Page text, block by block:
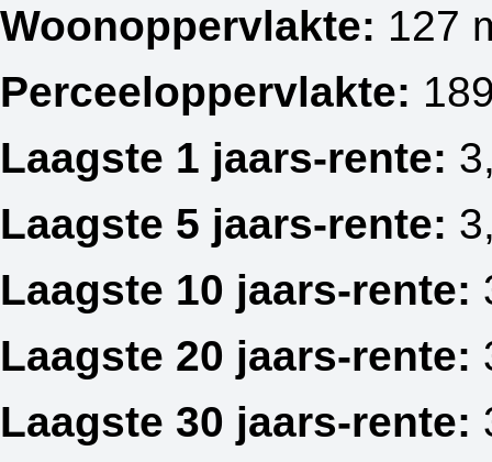
Woonoppervlakte: 127
Perceeloppervlakte:
Laagste 1 jaars-rente:
Laagste 5 jaars-rente:
Laagste 10 jaars-rente:
Laagste 20 jaars-rente:
Laagste 30 jaars-rente: